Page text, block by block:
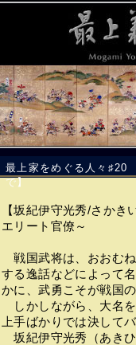
最上家をめぐる人々♯20
で】
【坂紀伊守光秀/さか
エリート官僚～
戦国武将は、おおむ
する逸話などによって
かに、武勇こそが戦国
しかしながら、大名
上手ばかりでは決して
坂紀伊守光秀（あき